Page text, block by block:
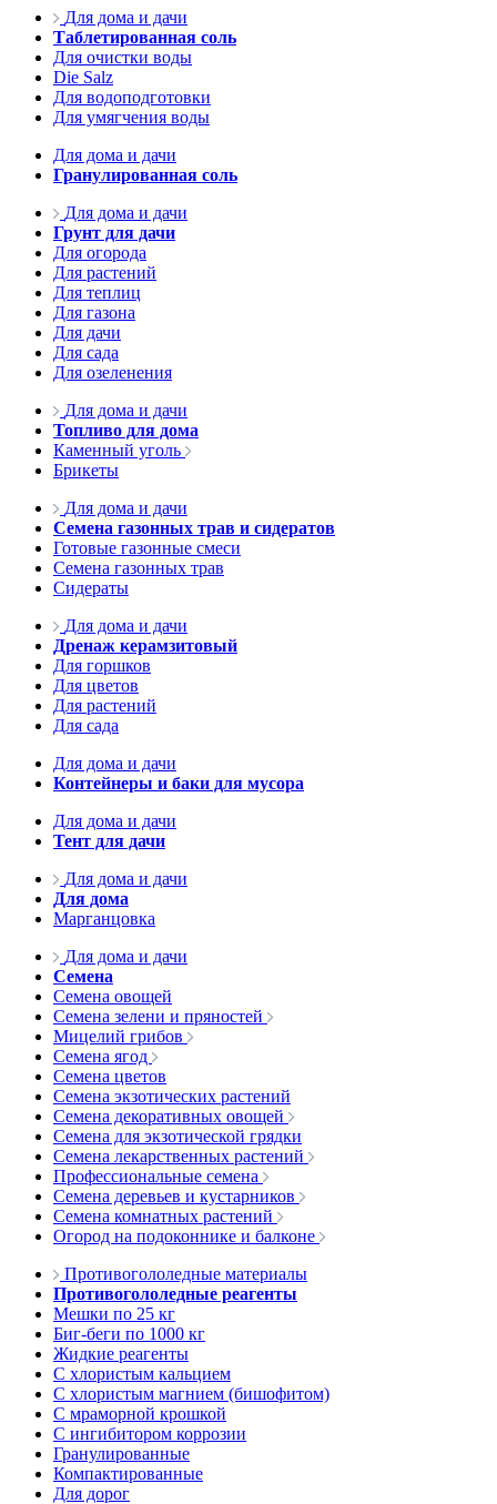
Для дома и дачи
Таблетированная соль
Для очистки воды
Die Salz
Для водоподготовки
Для умягчения воды
Для дома и дачи
Гранулированная соль
Для дома и дачи
Грунт для дачи
Для огорода
Для растений
Для теплиц
Для газона
Для дачи
Для сада
Для озеленения
Для дома и дачи
Топливо для дома
Каменный уголь
Брикеты
Для дома и дачи
Семена газонных трав и сидератов
Готовые газонные смеси
Семена газонных трав
Сидераты
Для дома и дачи
Дренаж керамзитовый
Для горшков
Для цветов
Для растений
Для сада
Для дома и дачи
Контейнеры и баки для мусора
Для дома и дачи
Тент для дачи
Для дома и дачи
Для дома
Марганцовка
Для дома и дачи
Семена
Семена овощей
Семена зелени и пряностей
Мицелий грибов
Семена ягод
Семена цветов
Семена экзотических растений
Семена декоративных овощей
Семена для экзотической грядки
Семена лекарственных растений
Профессиональные семена
Семена деревьев и кустарников
Семена комнатных растений
Огород на подоконнике и балконе
Противогололедные материалы
Противогололедные реагенты
Мешки по 25 кг
Биг-беги по 1000 кг
Жидкие реагенты
С хлористым кальцием
С хлористым магнием (бишофитом)
С мраморной крошкой
С ингибитором коррозии
Гранулированные
Компактированные
Для дорог